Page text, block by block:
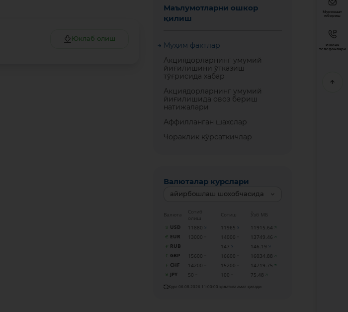
Юклаб олиш
Маълумотларни ошкор
қилиш
Муҳим фактлар
Акциядорларнинг умумий
йиғилишини ўтказиш
тўғрисида хабар
Акциядорларнинг умумий
йиғилишида овоз бериш
натижалари
Аффилланган шахслар
Чораклик кўрсаткичлар
Валюталар курслари
айирбошлаш шохобчасида
Валюта
Сотиб
олиш
Сотиш
Ўзб МБ
USD
11880 11965
11915.64
EUR
13000 14000
13749.46
RUB
147
146.19
GBP
15600 16600
16034.88
CHF
14200 15200
14719.75
JPY
50 100 75.48
Курс 06.08.2026 11:00:00 ҳолатига амал қилади
Мурожаат
юбориш
Ишонч
телефонлари